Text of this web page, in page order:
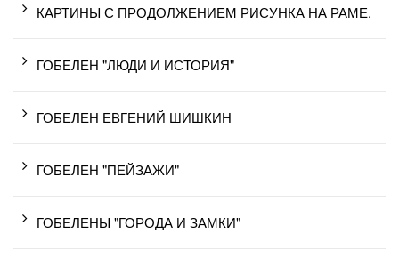
КАРТИНЫ С ПРОДОЛЖЕНИЕМ РИСУНКА НА РАМЕ.
ГОБЕЛЕН "ЛЮДИ И ИСТОРИЯ"
ГОБЕЛЕН ЕВГЕНИЙ ШИШКИН
ГОБЕЛЕН "ПЕЙЗАЖИ"
ГОБЕЛЕНЫ "ГОРОДА И ЗАМКИ"